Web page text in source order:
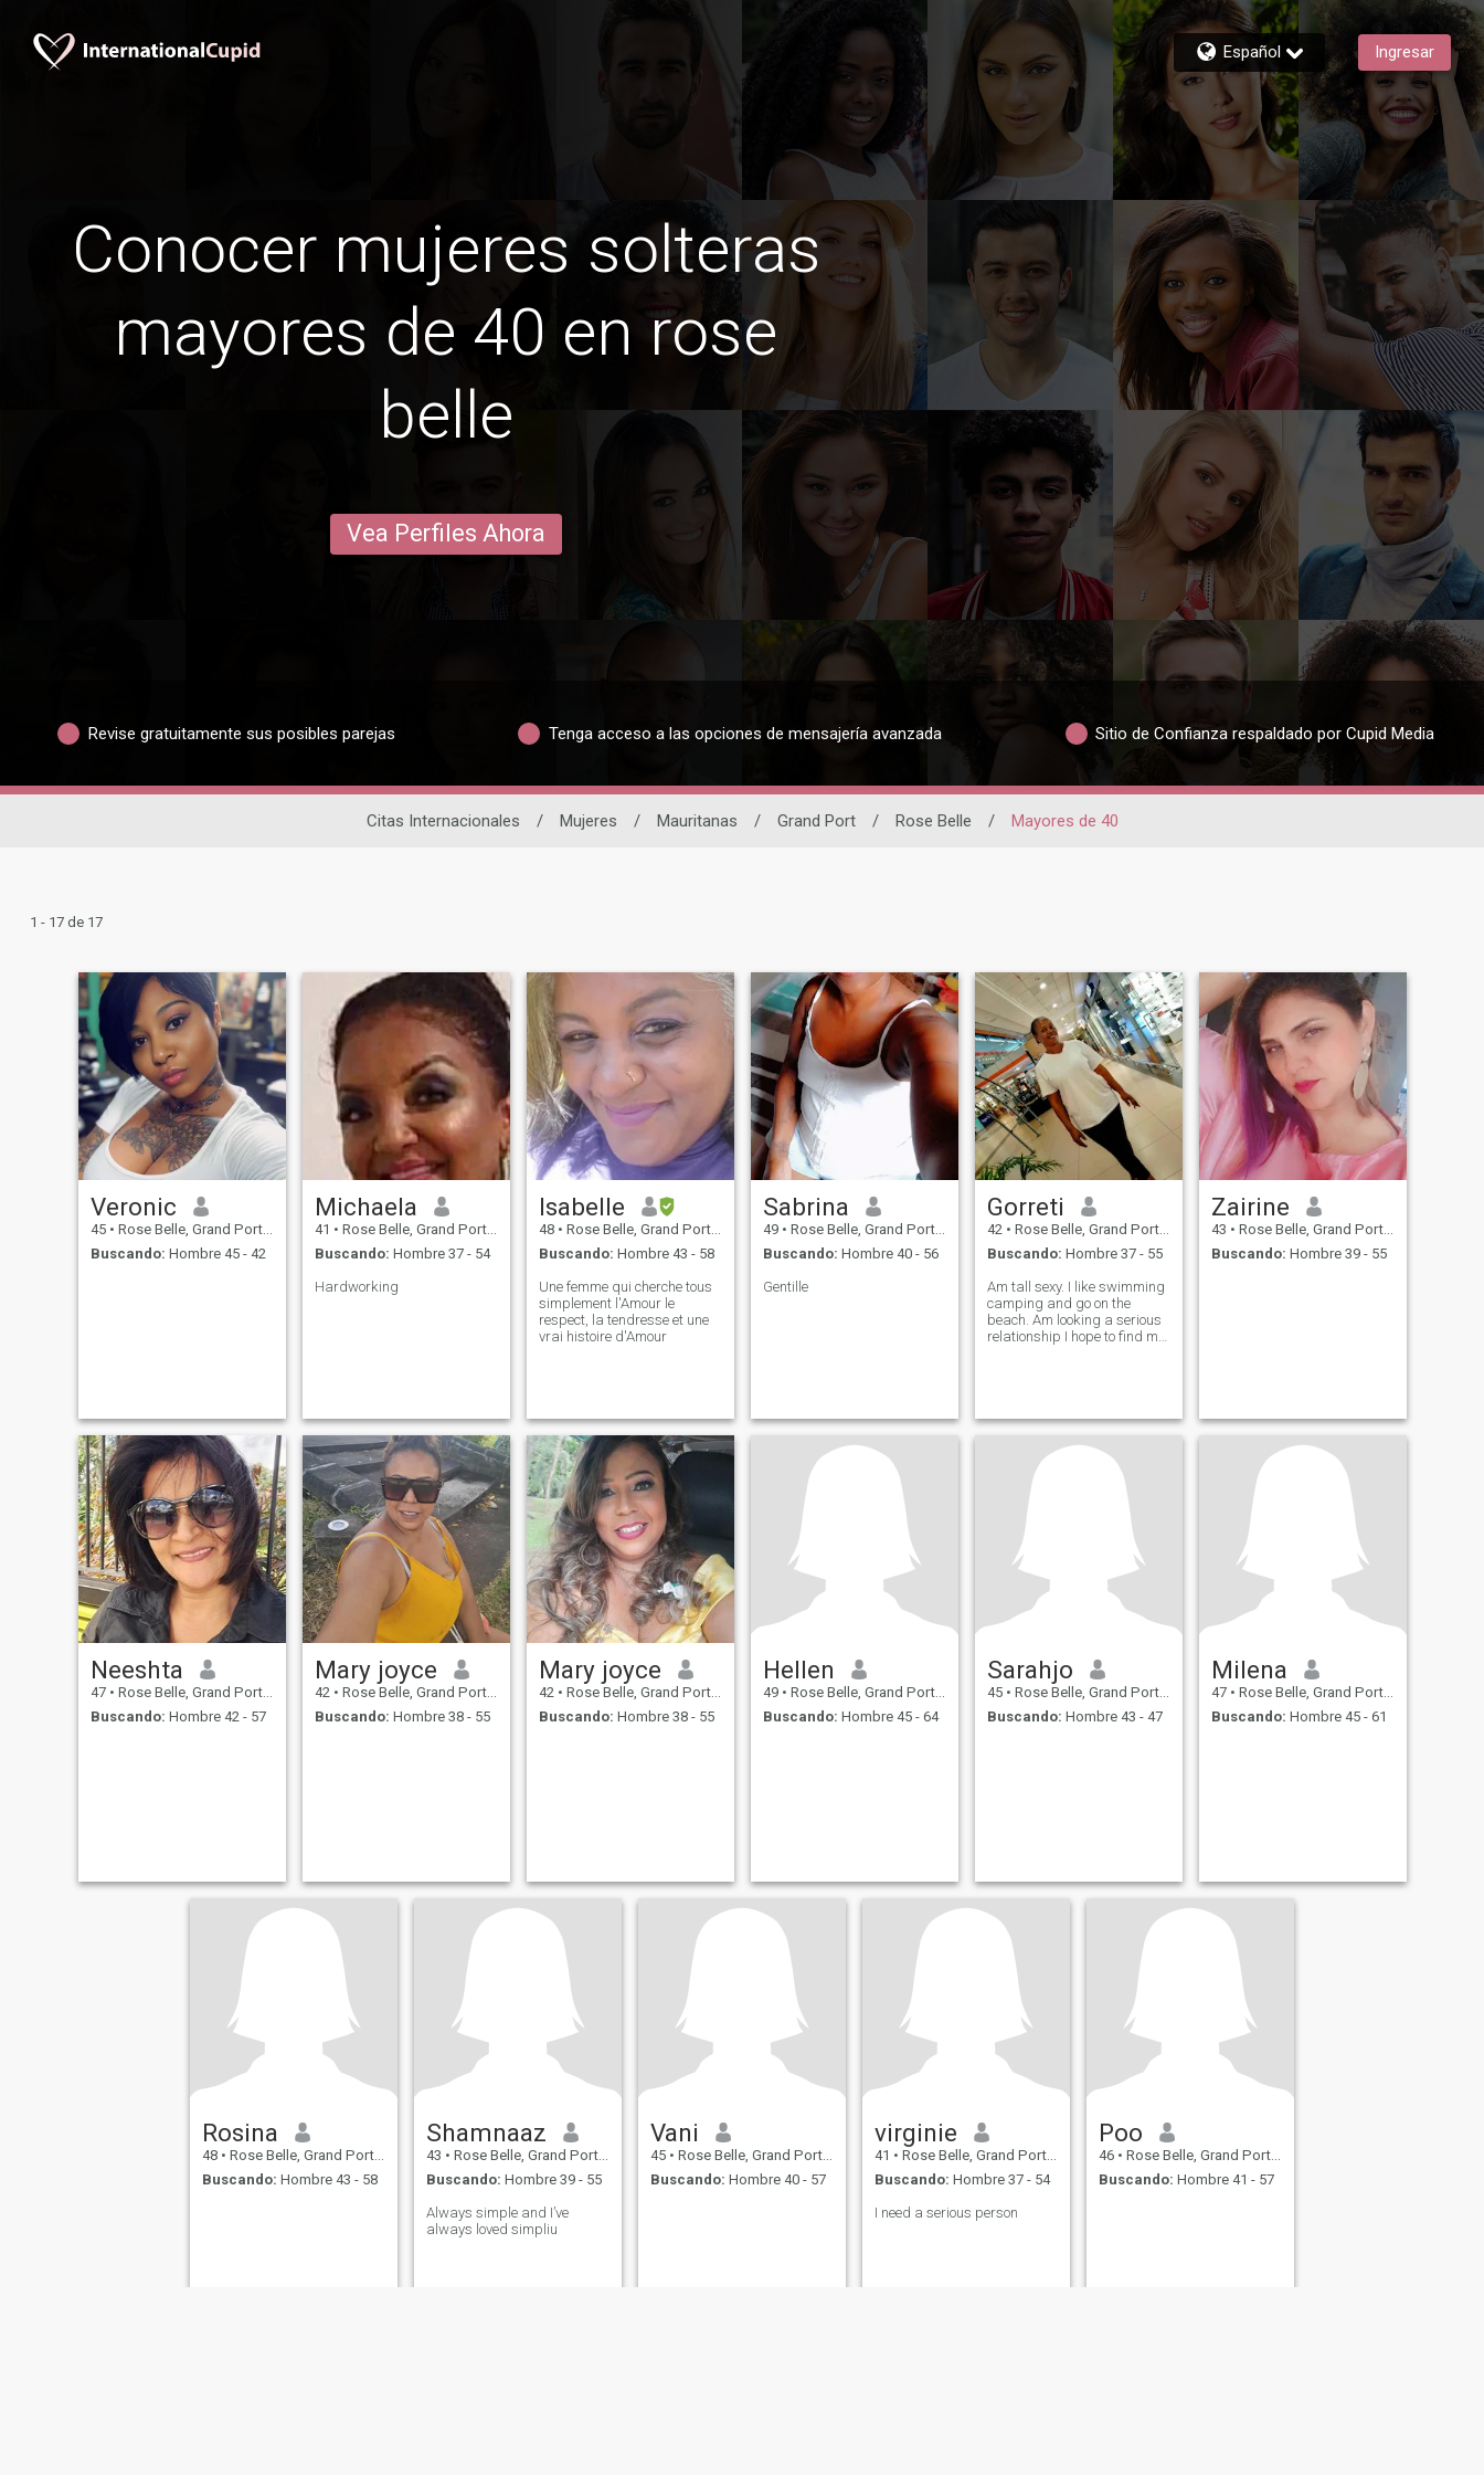
Español Ingresar
Conocer mujeres solteras
mayores de 40 en rose
belle
Vea Perfiles Ahora
Revise gratuitamente sus posibles parejas Tenga acceso a las opciones de mensajería avanzada Sitio de Confianza respaldado por Cupid Media
Citas Internacionales / Mujeres / Mauritanas / Grand Port / Rose Belle / Mayores de 40
1 - 17 de 17
Veronic
45 • Rose Belle, Grand Port, Mauricios
Buscando: Hombre 45 - 42
Michaela
41 • Rose Belle, Grand Port, Mauricios
Buscando: Hombre 37 - 54
Hardworking
Isabelle
48 • Rose Belle, Grand Port, Mauricios
Buscando: Hombre 43 - 58
Une femme qui cherche tous
simplement l'Amour le
respect, la tendresse et une
vrai histoire d'Amour
Sabrina
49 • Rose Belle, Grand Port, Mauricios
Buscando: Hombre 40 - 56
Gentille
Gorreti
42 • Rose Belle, Grand Port, Mauricios
Buscando: Hombre 37 - 55
Am tall sexy. I like swimming
camping and go on the
beach. Am looking a serious
relationship I hope to find my
Zairine
43 • Rose Belle, Grand Port, Mauricios
Buscando: Hombre 39 - 55
Neeshta
47 • Rose Belle, Grand Port, Mauricios
Buscando: Hombre 42 - 57
Mary joyce
42 • Rose Belle, Grand Port, Mauricios
Buscando: Hombre 38 - 55
Mary joyce
42 • Rose Belle, Grand Port, Mauricios
Buscando: Hombre 38 - 55
Hellen
49 • Rose Belle, Grand Port, Mauricios
Buscando: Hombre 45 - 64
Sarahjo
45 • Rose Belle, Grand Port, Mauricios
Buscando: Hombre 43 - 47
Milena
47 • Rose Belle, Grand Port, Mauricios
Buscando: Hombre 45 - 61
Rosina
48 • Rose Belle, Grand Port, Mauricios
Buscando: Hombre 43 - 58
Shamnaaz
43 • Rose Belle, Grand Port, Mauricios
Buscando: Hombre 39 - 55
Always simple and I’ve
always loved simpliu
Vani
45 • Rose Belle, Grand Port, Mauricios
Buscando: Hombre 40 - 57
virginie
41 • Rose Belle, Grand Port, Mauricios
Buscando: Hombre 37 - 54
I need a serious person
Poo
46 • Rose Belle, Grand Port, Mauricios
Buscando: Hombre 41 - 57